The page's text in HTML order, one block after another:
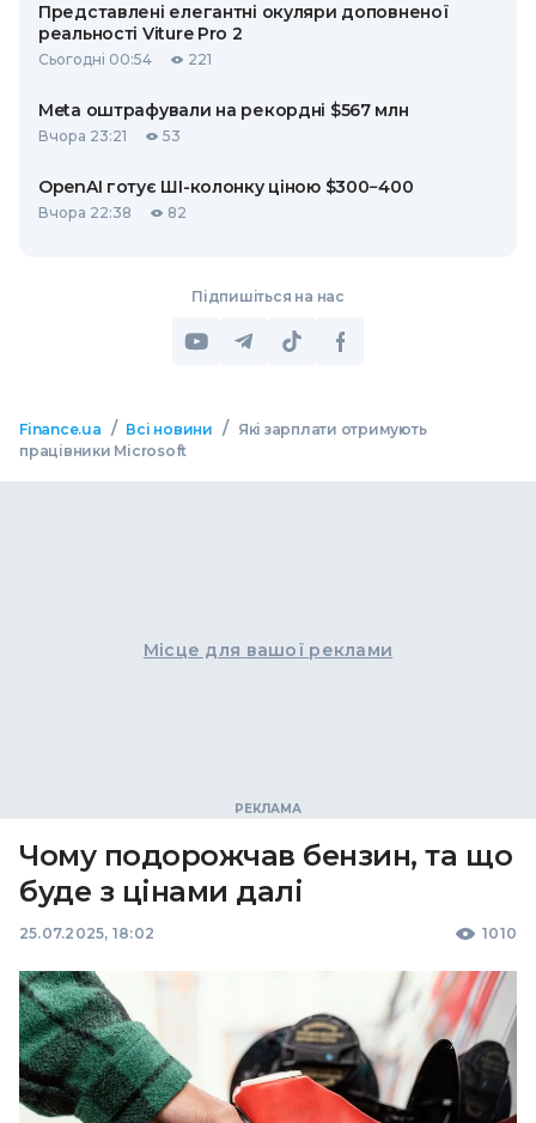
Представлені елегантні окуляри доповненої
реальності Viture Pro 2
Сьогодні 00:54 221
Meta оштрафували на рекордні $567 млн
Вчора 23:21 53
OpenAI готує ШІ-колонку ціною $300−400
Вчора 22:38 82
Підпишіться на нас
Finance.ua / Всі новини /
Які зарплати отримують
працівники Microsoft
Місце для вашої реклами
Чому подорожчав бензин, та що
буде з цінами далі
25.07.2025, 18:02 1010